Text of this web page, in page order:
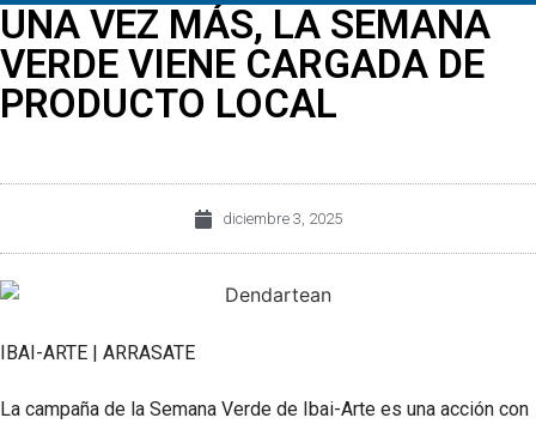
UNA VEZ MÁS, LA SEMANA
VERDE VIENE CARGADA DE
PRODUCTO LOCAL
diciembre 3, 2025
IBAI-ARTE | ARRASATE
La campaña de la Semana Verde de Ibai-Arte es una acción con